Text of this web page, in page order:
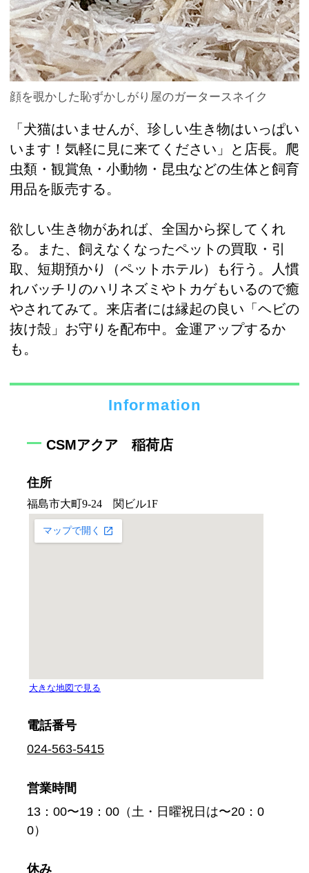
顔を覗かした恥ずかしがり屋のガータースネイク
「犬猫はいませんが、珍しい生き物はいっぱい
います！気軽に見に来てください」と店長。爬
虫類・観賞魚・小動物・昆虫などの生体と飼育
用品を販売する。
欲しい生き物があれば、全国から探してくれ
る。また、飼えなくなったペットの買取・引
取、短期預かり（ペットホテル）も行う。人慣
れバッチリのハリネズミやトカゲもいるので癒
やされてみて。来店者には縁起の良い「ヘビの
抜け殻」お守りを配布中。金運アップするか
も。
Information
CSMアクア 稲荷店
住所
電話番号
024-563-5415
営業時間
13：00〜19：00（土・日曜祝日は〜20：0
0）
休み